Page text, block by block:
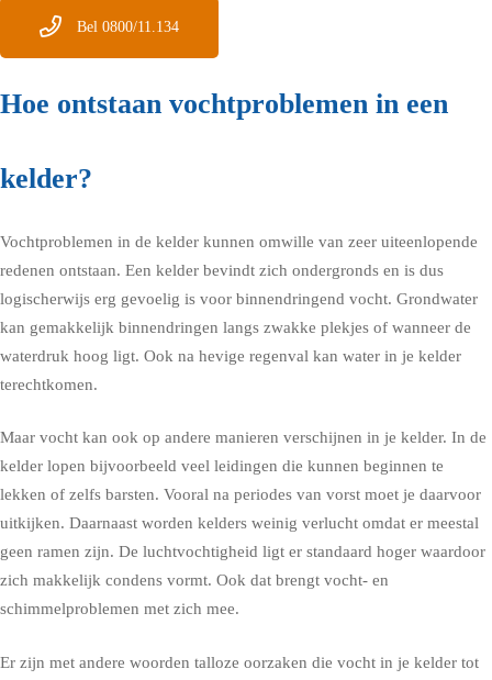
Bel 0800/11.134
Hoe ontstaan vochtproblemen in een
kelder?
Vochtproblemen in de kelder kunnen omwille van zeer uiteenlopende
redenen ontstaan. Een kelder bevindt zich ondergronds en is dus
logischerwijs erg gevoelig is voor binnendringend vocht. Grondwater
kan gemakkelijk binnendringen langs zwakke plekjes of wanneer de
waterdruk hoog ligt. Ook na hevige regenval kan water in je kelder
terechtkomen.
Maar vocht kan ook op andere manieren verschijnen in je kelder. In de
kelder lopen bijvoorbeeld veel leidingen die kunnen beginnen te
lekken of zelfs barsten. Vooral na periodes van vorst moet je daarvoor
uitkijken. Daarnaast worden kelders weinig verlucht omdat er meestal
geen ramen zijn. De luchtvochtigheid ligt er standaard hoger waardoor
zich makkelijk condens vormt. Ook dat brengt vocht- en
schimmelproblemen met zich mee.
Er zijn met andere woorden talloze oorzaken die vocht in je kelder tot